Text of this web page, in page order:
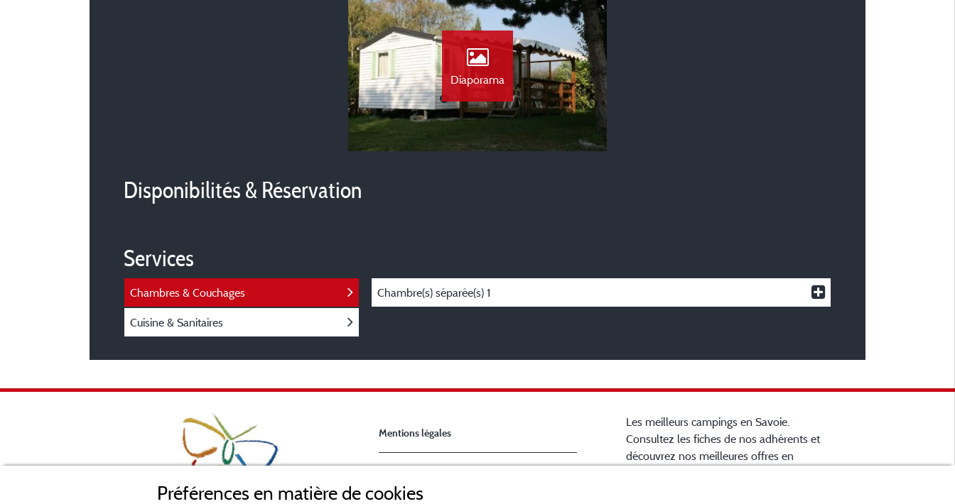
Diaporama
Disponibilités & Réservation
Services
Chambres & Couchages
Cuisine & Sanitaires
Chambre(s) séparée(s) 1
Mentions légales
Les meilleurs campings en Savoie.
Consultez les fiches de nos adhérents et
découvrez nos meilleures offres en
Préférences en matière de cookies